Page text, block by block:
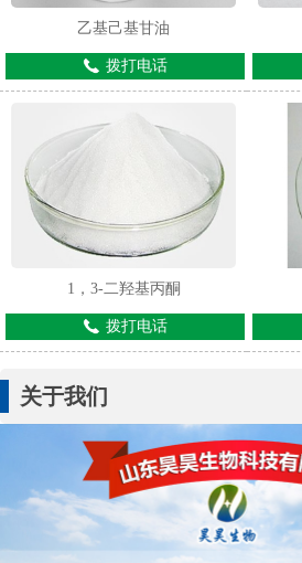
乙基己基甘油
拨打电话
1，3-二羟基丙酮
拨打电话
关于我们